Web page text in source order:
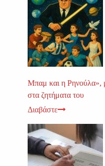
Μπαμ και η Ρηνούλα»,
στα ζητήματα του
Διαβάστε